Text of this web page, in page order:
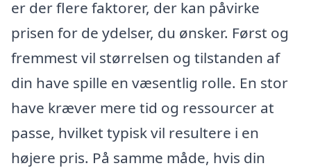
er der flere faktorer, der kan påvirke
prisen for de ydelser, du ønsker. Først og
fremmest vil størrelsen og tilstanden af
din have spille en væsentlig rolle. En stor
have kræver mere tid og ressourcer at
passe, hvilket typisk vil resultere i en
højere pris. På samme måde, hvis din